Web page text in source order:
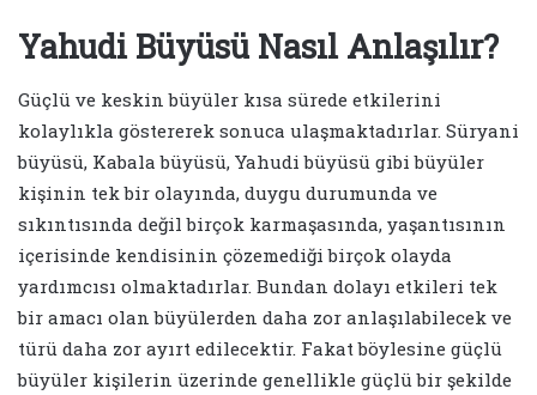
Yahudi Büyüsü Nasıl Anlaşılır?
Güçlü ve keskin büyüler kısa sürede etkilerini
kolaylıkla göstererek sonuca ulaşmaktadırlar. Süryani
büyüsü, Kabala büyüsü, Yahudi büyüsü gibi büyüler
kişinin tek bir olayında, duygu durumunda ve
sıkıntısında değil birçok karmaşasında, yaşantısının
içerisinde kendisinin çözemediği birçok olayda
yardımcısı olmaktadırlar. Bundan dolayı etkileri tek
bir amacı olan büyülerden daha zor anlaşılabilecek ve
türü daha zor ayırt edilecektir. Fakat böylesine güçlü
büyüler kişilerin üzerinde genellikle güçlü bir şekilde